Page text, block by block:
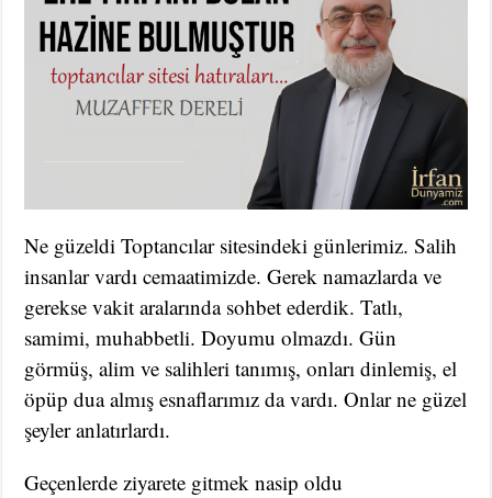
Ne güzeldi Toptancılar sitesindeki günlerimiz. Salih
insanlar vardı cemaatimizde. Gerek namazlarda ve
gerekse vakit aralarında sohbet ederdik. Tatlı,
samimi, muhabbetli. Doyumu olmazdı. Gün
görmüş, alim ve salihleri tanımış, onları dinlemiş, el
öpüp dua almış esnaflarımız da vardı. Onlar ne güzel
şeyler anlatırlardı.
Geçenlerde ziyarete gitmek nasip oldu